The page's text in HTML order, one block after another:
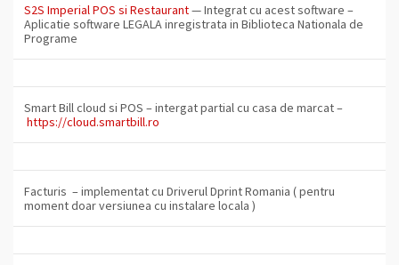
S2S Imperial POS si Restaurant— Integrat cu acest software –
Aplicatie software LEGALAinregistrata in Biblioteca Nationala de
Programe
Smart Billcloud si POS – intergat partial cu casa de marcat –
https://cloud.smartbill.ro
Facturis – implementat cu Driverul Dprint Romania ( pentru
moment doar versiunea cu instalare locala )